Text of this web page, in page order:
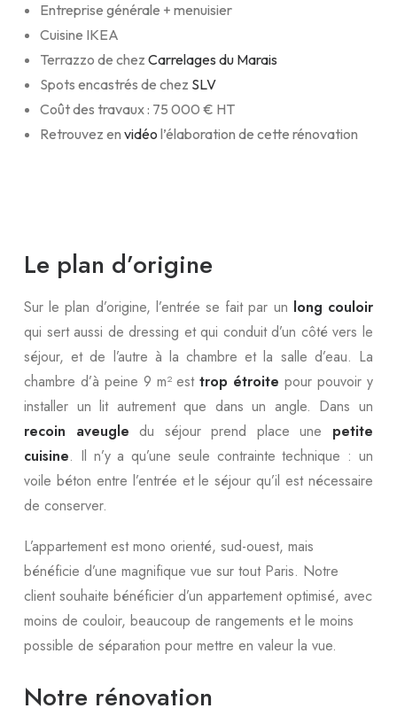
Entreprise générale + menuisier
Cuisine IKEA
Terrazzo de chez Carrelages du Marais
Spots encastrés de chez SLV
Coût des travaux : 75 000 € HT
Retrouvez en vidéo l’élaboration de cette rénovation
Le plan d’origine
Sur le plan d’origine, l’entrée se fait par un long couloir
qui sert aussi de dressing et qui conduit d’un côté vers le
séjour, et de l’autre à la chambre et la salle d’eau. La
chambre d’à peine 9 m² esttrop étroite pour pouvoir y
installer un lit autrement que dans un angle. Dans un
recoin aveugle du séjour prend place une petite
cuisine. Il n’y a qu’une seule contrainte technique : un
voile béton entre l’entrée et le séjour qu’il est nécessaire
de conserver.
L’appartement est mono orienté, sud-ouest, mais
bénéficie d’une magnifique vue sur tout Paris. Notre
client souhaite bénéficier d’un appartement optimisé, avec
moins de couloir, beaucoup de rangements et le moins
possible de séparation pour mettre en valeur la vue.
Notre rénovation